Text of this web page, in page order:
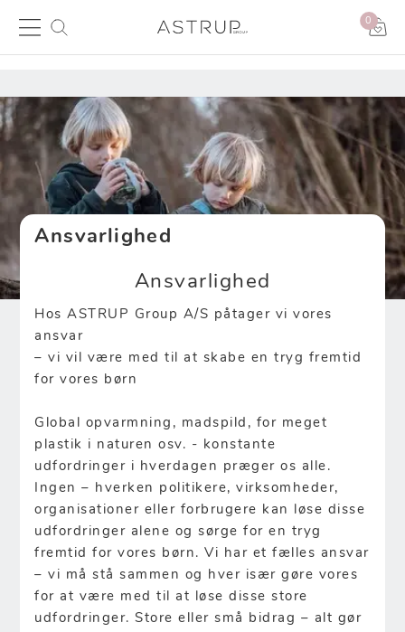
0
Ansvarlighed
Ansvarlighed
Hos ASTRUP Group A/S påtager vi vores
ansvar
– vi vil være med til at skabe en tryg fremtid
for vores børn
Global opvarmning, madspild, for meget
plastik i naturen osv. - konstante
udfordringer i hverdagen præger os alle.
Ingen – hverken politikere, virksomheder,
organisationer eller forbrugere kan løse disse
udfordringer alene og sørge for en tryg
fremtid for vores børn. Vi har et fælles ansvar
– vi må stå sammen og hver især gøre vores
for at være med til at løse disse store
udfordringer. Store eller små bidrag – alt gør